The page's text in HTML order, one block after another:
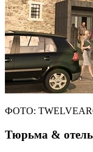
ФОТО:
Тюрьма &